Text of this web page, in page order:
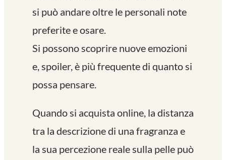
si può andare oltre le personali note
preferite e osare.
Si possono scoprire nuove emozioni
e, spoiler, è più frequente di quanto si
possa pensare.
Quando si acquista online, la distanza
tra la descrizione di una fragranza e
la sua percezione reale sulla pelle può